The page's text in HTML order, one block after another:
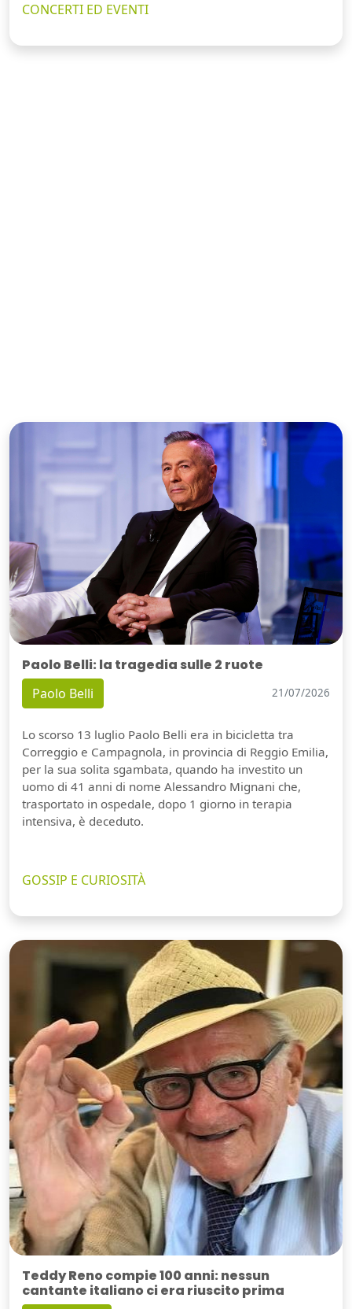
CONCERTI ED EVENTI
Paolo Belli: la tragedia sulle 2 ruote
Paolo Belli 21/07/2026
Lo scorso 13 luglio Paolo Belli era in bicicletta tra
Correggio e Campagnola, in provincia di Reggio Emilia,
per la sua solita sgambata, quando ha investito un
uomo di 41 anni di nome Alessandro Mignani che,
trasportato in ospedale, dopo 1 giorno in terapia
intensiva, è deceduto.
GOSSIP E CURIOSITÀ
Teddy Reno compie 100 anni: nessun
cantante italiano ci era riuscito prima